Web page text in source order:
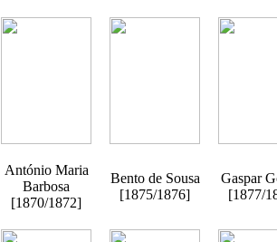
António Maria
Barbosa
[1870/1872]
Bento de Sousa
[1875/1876]
Gaspar
[1877/